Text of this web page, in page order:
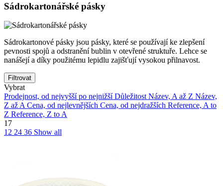
Sádrokartonářské pásky
Sádrokartonové pásky jsou pásky, které se používají ke zlepšení
pevnosti spojů a odstranění bublin v otevřené struktuře. Lehce se
nanášejí a díky použitému lepidlu zajišťují vysokou přilnavost.
Filtrovat
Vybrat
Prodejnost, od nejvyšší po nejnižšíDůležitostNázev, A až Z Název,
Z až ACena, od nejlevnějších Cena, od nejdražších Reference, A to
Z Reference, Z to A
17
12 24 36 Show all